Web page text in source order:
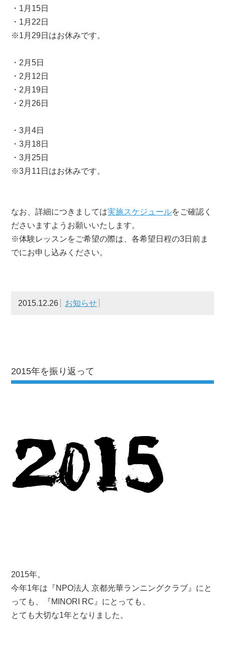
・1月15日
・1月22日
※1月29日はお休みです。
・2月5日
・2月12日
・2月19日
・2月26日
・3月4日
・3月18日
・3月25日
※3月11日はお休みです。
なお、詳細につきましては実施スケジュールをご確認く
ださいますようお願いいたします。
※体験レッスンをご希望の際は、各希望日程の3日前ま
でにお申し込みください。
2015.12.26 お知らせ
2015年を振り返って
2015年。
今年1年は『NPO法人 京都光華ランニングクラブ』にと
っても、『MINORI RC』にとっても、
とても大切な1年となりました。